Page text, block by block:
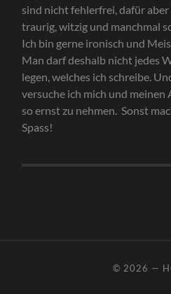
sind nicht fehlerfrei, dafür
traurig, witzig und manchmal
Ich bin gerne ironisch und
Man darf deshalb nicht jedes
legen, welches ich schreibe.
versuche ich mich und
so ernst zu nehmen. Sonst
Spass!
© 2026 —